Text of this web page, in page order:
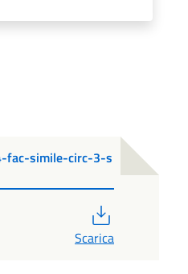
fac-simile-circ-3-s
Scarica